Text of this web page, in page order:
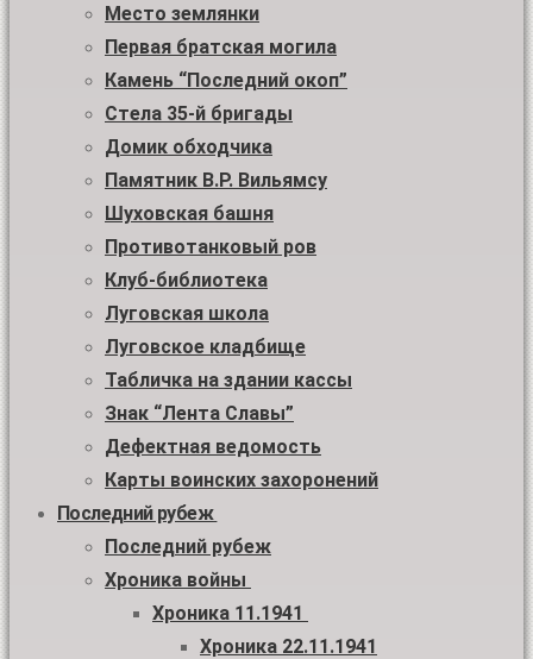
Место землянки
Первая братская могила
Камень “Последний окоп”
Стела 35-й бригады
Домик обходчика
Памятник В.Р. Вильямсу
Шуховская башня
Противотанковый ров
Клуб-библиотека
Луговская школа
Луговское кладбище
Табличка на здании кассы
Знак “Лента Славы”
Дефектная ведомость
Карты воинских захоронений
Последний рубеж
Последний рубеж
Хроника войны
Хроника 11.1941
Хроника 22.11.1941